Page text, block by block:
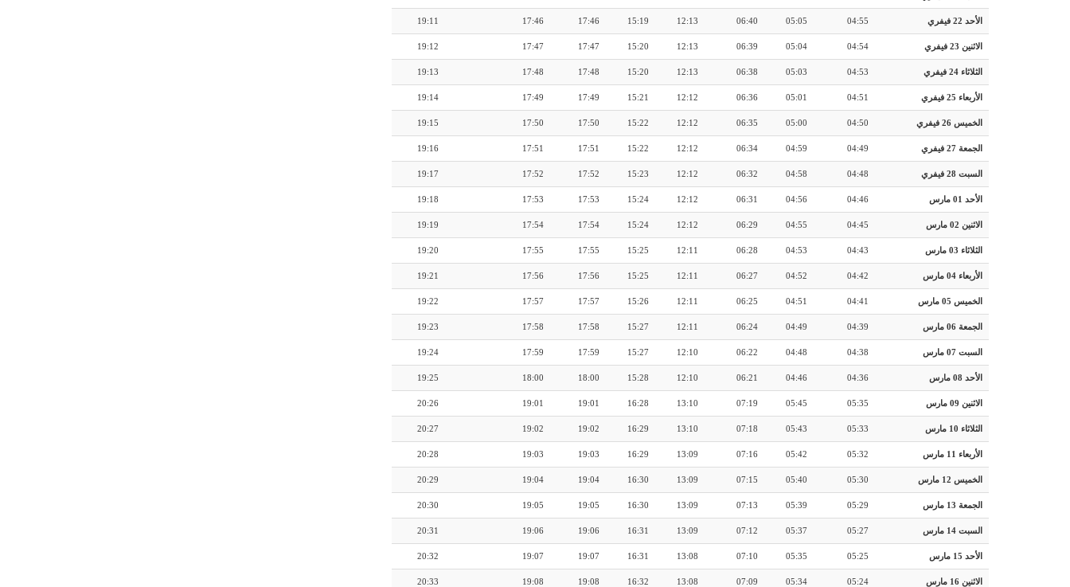
الأحد 22 فيفري 04:55
05:05
06:40
12:13
15:19
17:46
17:46
19:11
الاثنين 23 فيفري 04:54
05:04
06:39
12:13
15:20
17:47
17:47
19:12
الثلاثاء 24 فيفري 04:53
05:03
06:38
12:13
15:20
17:48
17:48
19:13
الأربعاء 25 فيفري 04:51
05:01
06:36
12:12
15:21
17:49
17:49
19:14
الخميس 26 فيفري 04:50
05:00
06:35
12:12
15:22
17:50
17:50
19:15
الجمعة 27 فيفري 04:49
04:59
06:34
12:12
15:22
17:51
17:51
19:16
السبت 28 فيفري 04:48
04:58
06:32
12:12
15:23
17:52
17:52
19:17
الأحد 01 مارس 04:46
04:56
06:31
12:12
15:24
17:53
17:53
19:18
الاثنين 02 مارس 04:45
04:55
06:29
12:12
15:24
17:54
17:54
19:19
الثلاثاء 03 مارس 04:43
04:53
06:28
12:11
15:25
17:55
17:55
19:20
الأربعاء 04 مارس 04:42
04:52
06:27
12:11
15:25
17:56
17:56
19:21
الخميس 05 مارس 04:41
04:51
06:25
12:11
15:26
17:57
17:57
19:22
الجمعة 06 مارس 04:39
04:49
06:24
12:11
15:27
17:58
17:58
19:23
السبت 07 مارس 04:38
04:48
06:22
12:10
15:27
17:59
17:59
19:24
الأحد 08 مارس 04:36
04:46
06:21
12:10
15:28
18:00
18:00
19:25
الاثنين 09 مارس 05:35
05:45
07:19
13:10
16:28
19:01
19:01
20:26
الثلاثاء 10 مارس 05:33
05:43
07:18
13:10
16:29
19:02
19:02
20:27
الأربعاء 11 مارس 05:32
05:42
07:16
13:09
16:29
19:03
19:03
20:28
الخميس 12 مارس 05:30
05:40
07:15
13:09
16:30
19:04
19:04
20:29
الجمعة 13 مارس 05:29
05:39
07:13
13:09
16:30
19:05
19:05
20:30
السبت 14 مارس 05:27
05:37
07:12
13:09
16:31
19:06
19:06
20:31
الأحد 15 مارس 05:25
05:35
07:10
13:08
16:31
19:07
19:07
20:32
الاثنين 16 مارس 05:24
05:34
07:09
13:08
16:32
19:08
19:08
20:33